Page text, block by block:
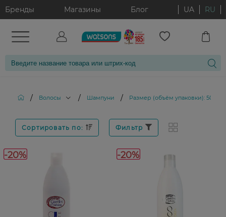
Бренды Магазины Блог UA RU
/ Волосы / Шампуни / Размер (объём упаковки): 500 мл
Сортировать по: Фильтр
-20% -20%